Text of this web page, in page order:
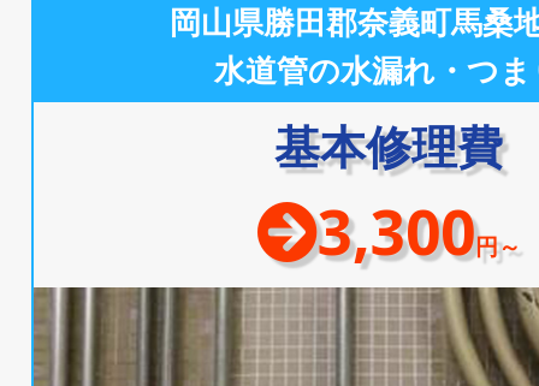
岡山県勝田郡奈義町馬桑
水道管の水漏れ・つ
基本修理費
3,300円～